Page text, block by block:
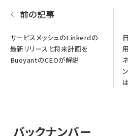
前の記事
サービスメッシュのLinkerdの
最新リリースと将来計画を
BuoyantのCEOが解説
は
バックナンバー